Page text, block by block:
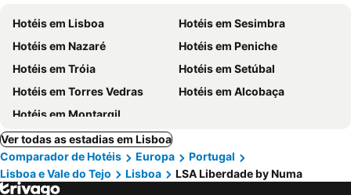
Hotéis em Lisboa
Hotéis em Sesimbra
Hotéis em Nazaré
Hotéis em Peniche
Hotéis em Tróia
Hotéis em Setúbal
Hotéis em Torres Vedras
Hotéis em Alcobaça
Hotéis em Montargil
Ver todas as estadias em Lisboa
Comparador de Hotéis
Europa
Portugal
Lisboa e Vale do Tejo
Lisboa LSA Liberdade by Numa